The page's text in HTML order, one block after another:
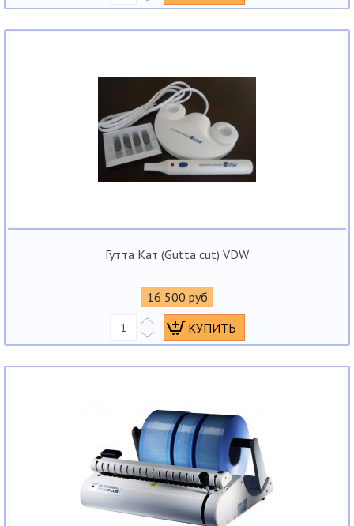
Гутта Кат (Gutta cut) VDW
16 500 руб